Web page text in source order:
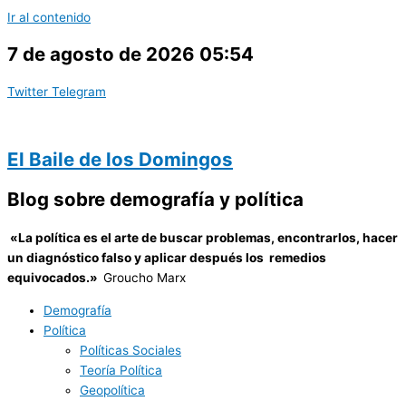
Ir al contenido
7 de agosto de 2026 05:54
Twitter Telegram
El Baile de los Domingos
Blog sobre demografía y política
«La política es el arte de buscar problemas, encontrarlos, hacer
un diagnóstico falso y aplicar después los remedios
equivocados.» Groucho Marx
Demografía
Política
Políticas Sociales
Teoría Política
Geopolítica